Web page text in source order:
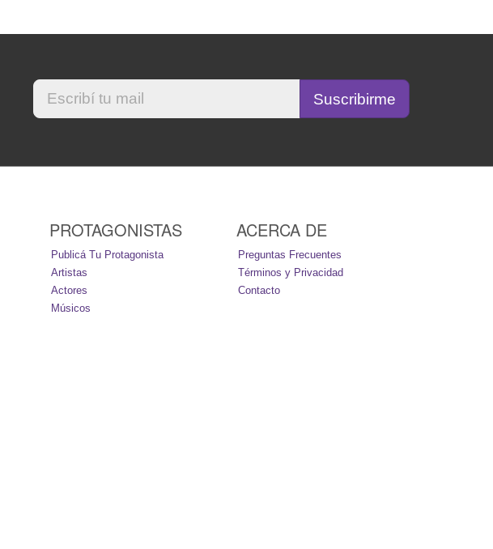
PROTAGONISTAS
Publicá Tu Protagonista
Artistas
Actores
Músicos
ACERCA DE
Preguntas Frecuentes
Términos y Privacidad
Contacto